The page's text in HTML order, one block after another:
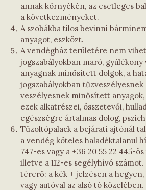
annak környékén, az esetleges
a következményeket.
A szobákba tilos bevinni
anyagot, eszközt.
A vendégház területére nem
jogszabályokban maró, gyúlékony
anyagnak minősített dolgok, a
jogszabályokban
veszélyesnek minősített
ezek alkatrészei, összetevői,
egészségre ártalmas dolog,
Tűzoltópalack a bejárati ajtónál
a vendég köteles haladéktalanul
747-es vagy a +36 20 55 22 445-
illetve a 112-es segélyhívó
térerő: a kék + jelzésen a hegyen,
vagy autóval az alsó tó közelében.